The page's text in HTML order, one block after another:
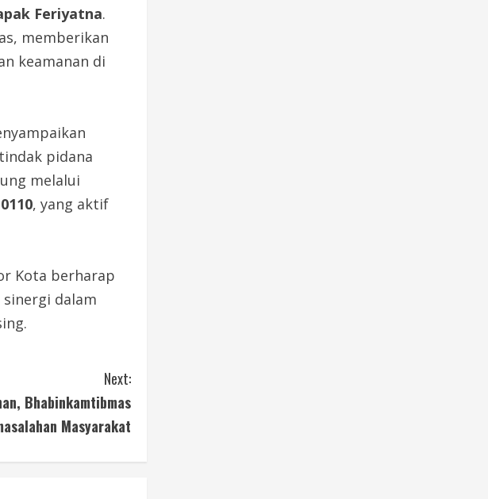
Feriyatna.
memberikan
keamanan di
pidana
melalui
, yang aktif
Kota berharap
dalam
Next:
Bhabinkamtibmas
Masyarakat